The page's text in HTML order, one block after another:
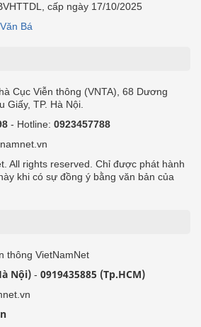
cấp ngày 17/10/2025
Bá
Cục Viễn thông (VNTA), 68 Dương
TP. Hà Nội.
- Hotline: 0923457788
All rights reserved. Chỉ được phát hành
khi có sự đồng ý bằng văn bản của
thông VietNamNet
Nội) - 0919435885 (Tp.HCM)